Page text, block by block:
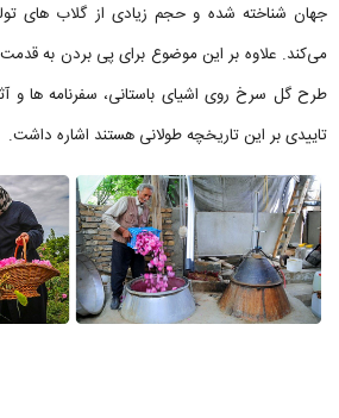
جهان شناخته شده و حجم زیادی از گلاب های
می‌کند. علاوه بر این موضوع برای پی بردن به
طرح گل سرخ روی اشیای باستانی، سفرنامه ها و
تاییدی بر این تاریخچه طولانی هستند اشاره داشت.